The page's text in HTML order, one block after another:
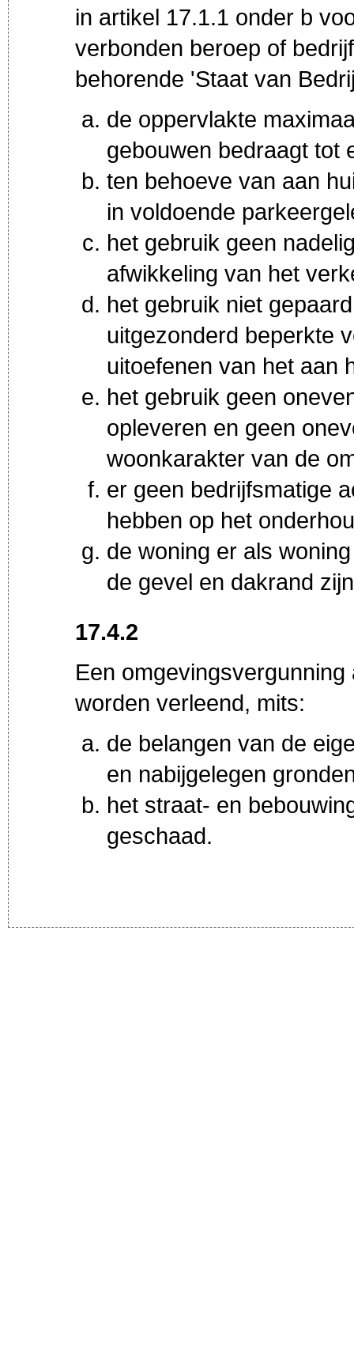
in artikel 17.1.1 onder b
verbonden beroep of
behorende 'Staat van
de oppervlakte
gebouwen bedraagt tot
ten behoeve van aan
in voldoende
het gebruik geen
afwikkeling van het
het gebruik niet
uitgezonderd beperkte
uitoefenen van het aan
het gebruik geen
opleveren en geen
woonkarakter van de
er geen bedrijfsmatige
hebben op het
de woning er als
de gevel en dakrand
17.4.2
Een
worden verleend, mits:
de belangen van de
en nabijgelegen
het straat- en
geschaad.